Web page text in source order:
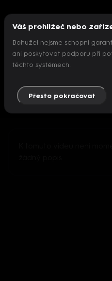
Nepodařilo se
Váš prohlížeč nebo
Bohužel nejsme schopni
ani poskytovat podporu při
těchto systémech.
Přesto pokračovat